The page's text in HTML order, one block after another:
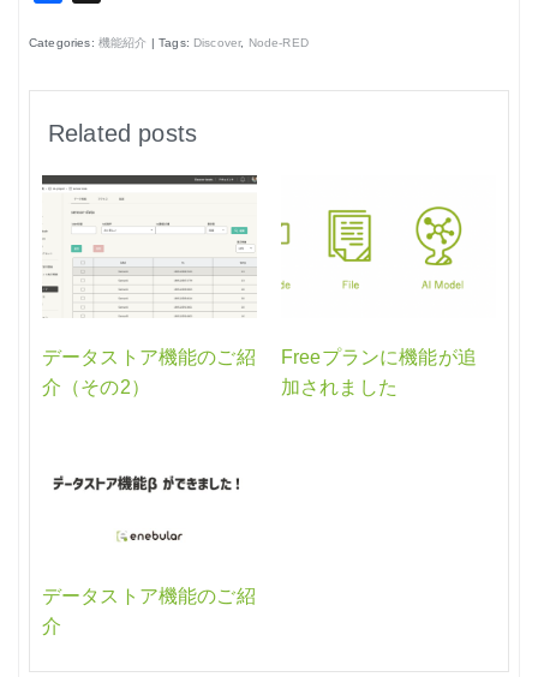
Categories: 機能紹介 | Tags: Discover, Node-RED
Related posts
データストア機能のご紹
介（その2）
Freeプランに機能が追
加されました
データストア機能のご紹
介